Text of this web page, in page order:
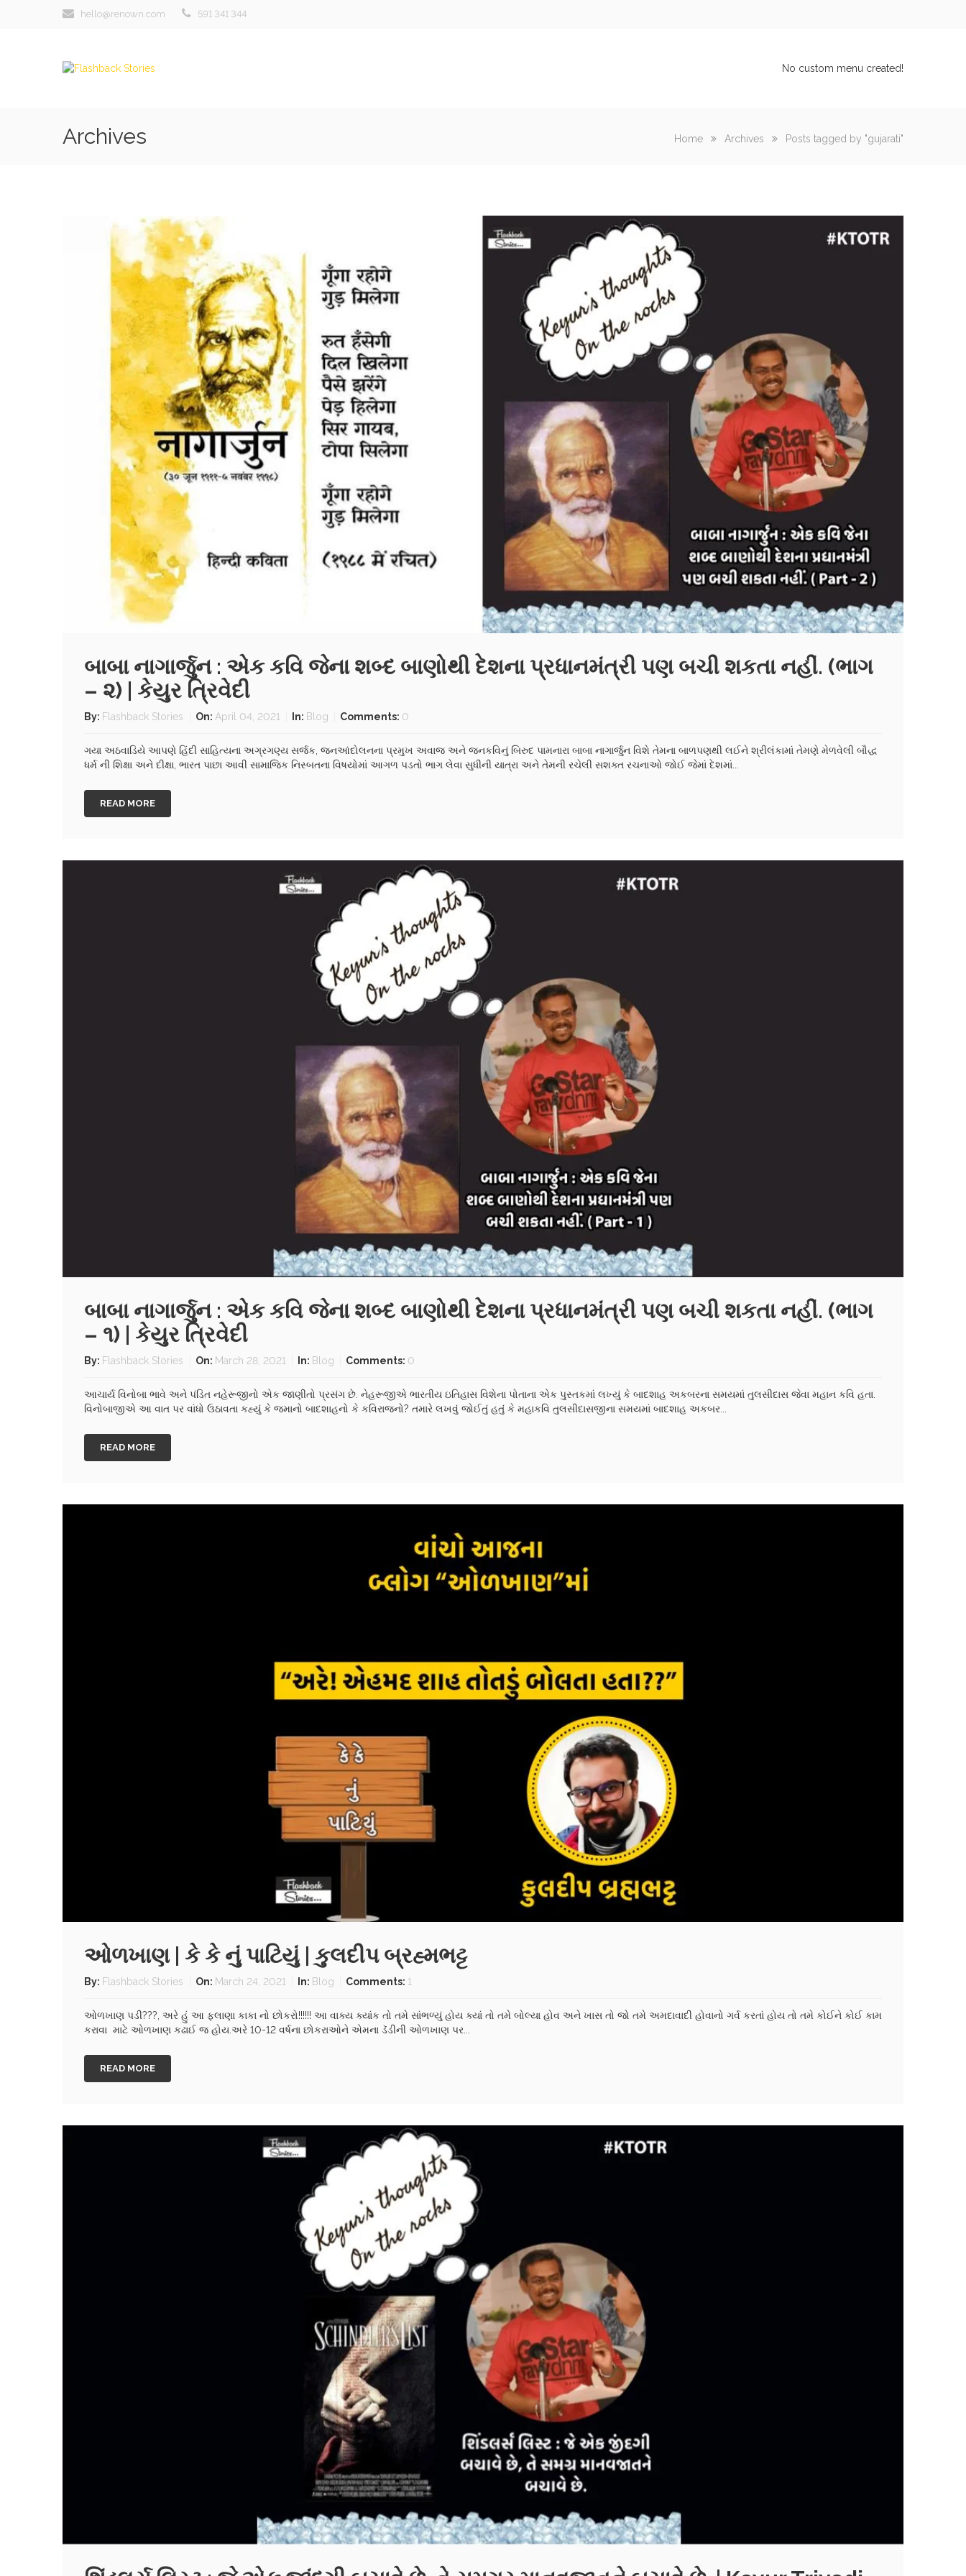
hello@renown.com 591 341 344
No custom menu created!
Archives Home Archives Posts tagged by "gujarati"
બાબા નાગાર્જુન : એક કવિ જેના શબ્દ બાણોથી દેશના પ્રધાનમંત્રી પણ બચી શકતા નહીં. (ભાગ
– ૨) | કેયુર ત્રિવેદી
By: Flashback Stories On: April 04, 2021 In: Blog Comments: 0
ગયા અઠવાડિયે આપણે હિંદી સાહિત્યના અગ્રગણ્ય સર્જક, જનઆંદોલનના પ્રમુખ અવાજ અને જનકવિનું બિરુદ પામનારા બાબા નાગાર્જુન વિશે તેમના બાળપણથી લઈને શ્રીલંકામાં તેમણે મેળવેલી બૌદ્ધ
ધર્મ ની શિક્ષા અને દીક્ષા, ભારત પાછા આવી સામાજિક નિસ્બતના વિષયોમાં આગળ પડતો ભાગ લેવા સુધીની યાત્રા અને તેમની રચેલી સશક્ત રચનાઓ જોઈ જેમાં દેશમાં...
READ MORE
બાબા નાગાર્જુન : એક કવિ જેના શબ્દ બાણોથી દેશના પ્રધાનમંત્રી પણ બચી શકતા નહીં. (ભાગ
– ૧) | કેયુર ત્રિવેદી
By: Flashback Stories On: March 28, 2021 In: Blog Comments: 0
આચાર્ય વિનોબા ભાવે અને પંડિત નહેરૂજીનો એક જાણીતો પ્રસંગ છે. નેહરૂજીએ ભારતીય ઇતિહાસ વિશેના પોતાના એક પુસ્તકમાં લખ્યું કે બાદશાહ અકબરના સમયમાં તુલસીદાસ જેવા મહાન કવિ હતા.
વિનોબાજીએ આ વાત પર વાંધો ઉઠાવતા કહ્યું કે જમાનો બાદશાહનો કે કવિરાજનો? તમારે લખવું જોઈતું હતું કે મહાકવિ તુલસીદાસજીના સમયમાં બાદશાહ અકબર...
READ MORE
ઓળખાણ | કે કે નું પાટિયું | કુલદીપ બ્રહ્મભટ્ટ
By: Flashback Stories On: March 24, 2021 In: Blog Comments: 1
ઓળખાણ પડી???, અરે હું આ ફલાણા કાકા નો છોકરો!!!!!! આ વાક્ય ક્યાંક તો તમે સાંભળ્યું હોય ક્યાં તો તમે બોલ્યા હોવ અને ખાસ તો જો તમે અમદાવાદી હોવાનો ગર્વ કરતાં હોય તો તમે કોઈને કોઈ કામ
કરાવા માટે ઓળખાણ કઢાઈ જ હોય.અરે 10-12 વર્ષના છોકરાઓને એમના ડૅડીની ઓળખાણ પર...
READ MORE